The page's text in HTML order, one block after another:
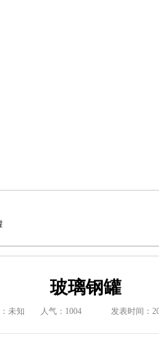
玻璃钢罐
未知 人气：1004 发表时间：